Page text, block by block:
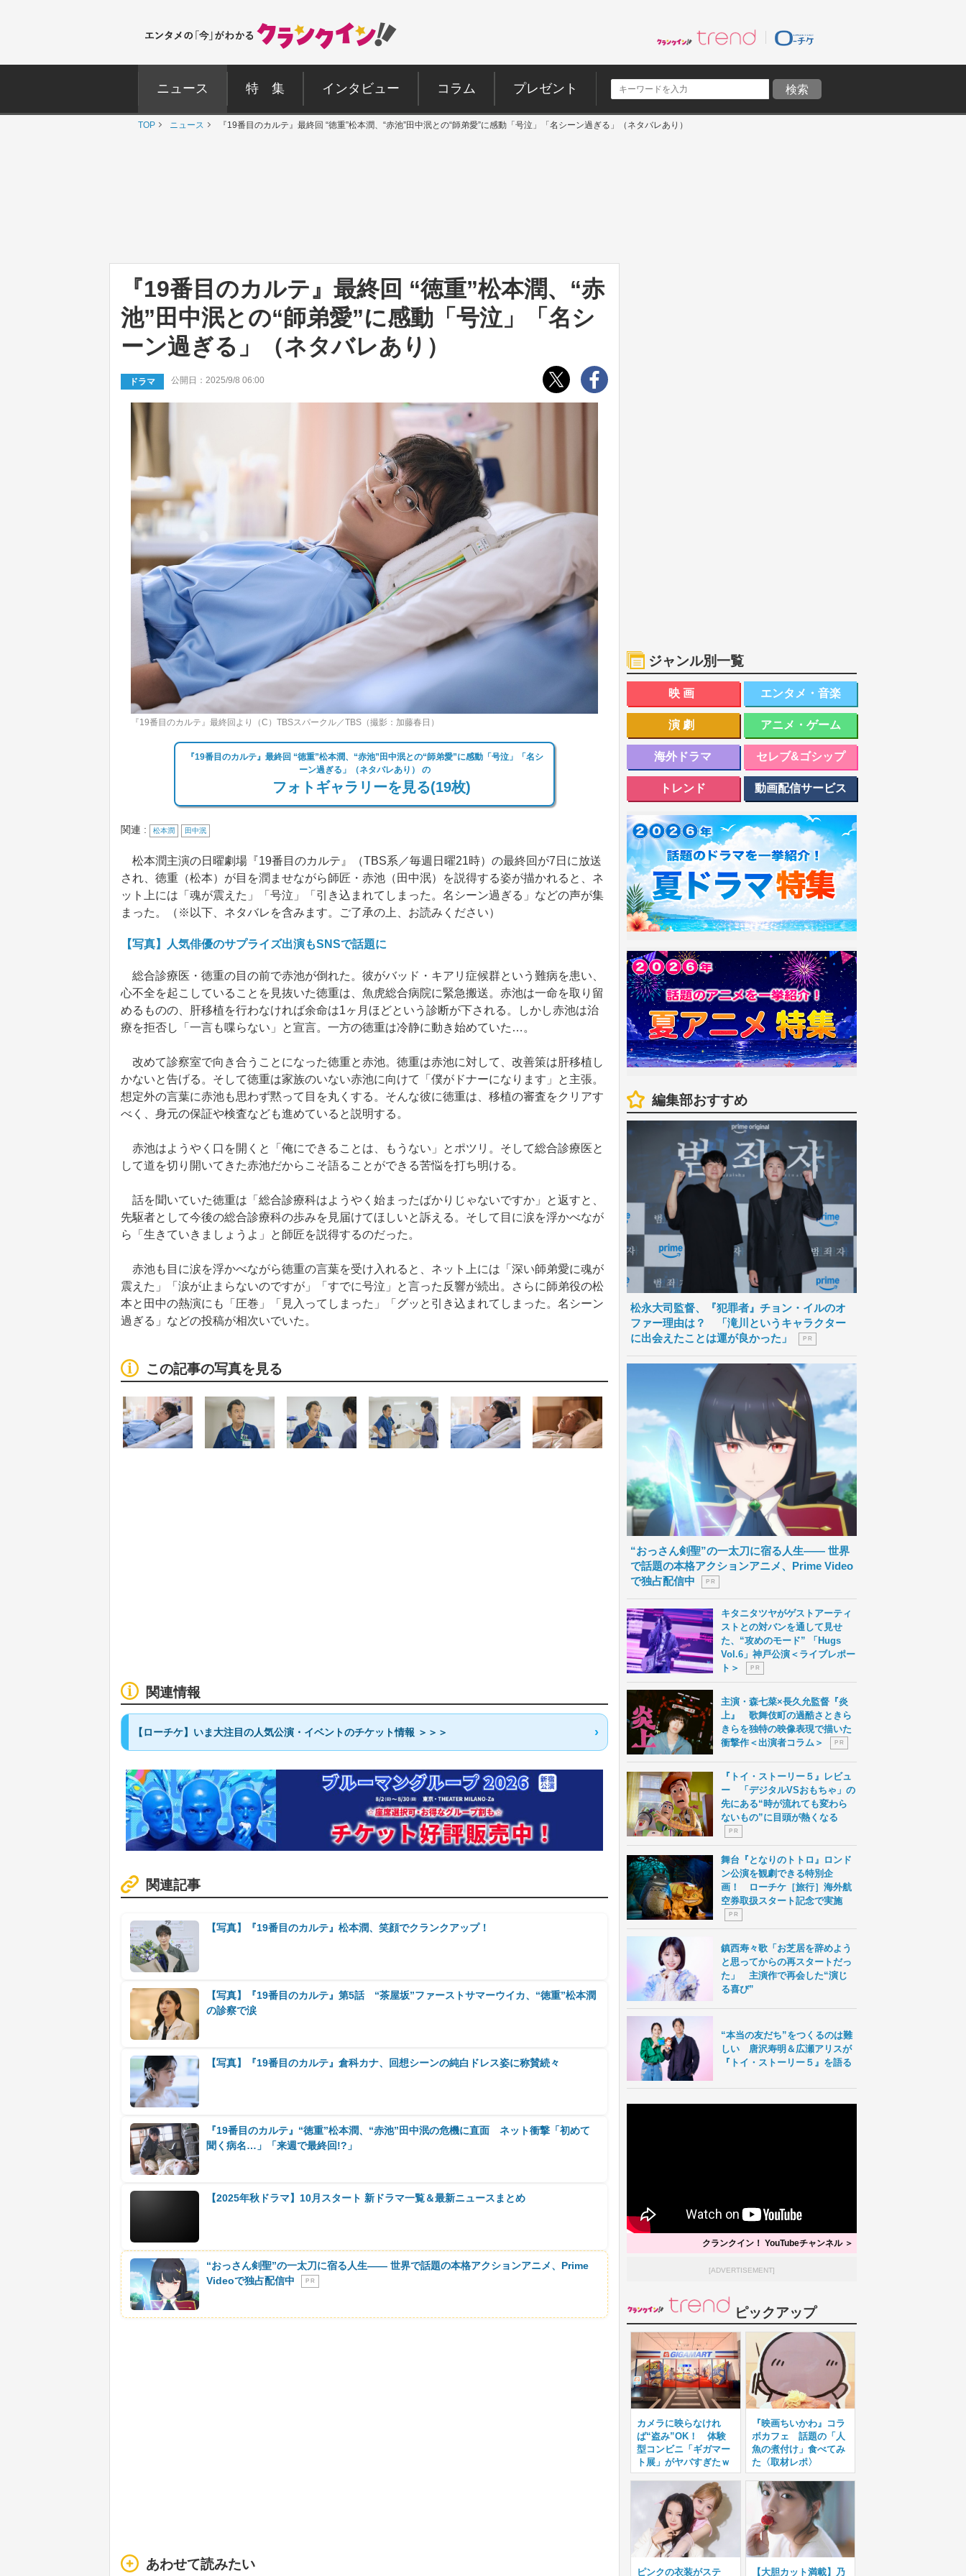
ニュース 特 集 インタビュー コラム プレゼント
TOP ニュース 『19番目のカルテ』最終回 “徳重”松本潤、“赤池”田中泯との“師弟愛”に感動「号泣」「名シーン過ぎる」（ネタバレあり）
『19番目のカルテ』最終回 “徳重”松本潤、“赤
池”田中泯との“師弟愛”に感動「号泣」「名シ
ーン過ぎる」（ネタバレあり）
ドラマ 公開日：2025/9/8 06:00
『19番目のカルテ』最終回より（C）TBSスパークル／TBS（撮影：加藤春日）
『19番目のカルテ』最終回 “徳重”松本潤、“赤池”田中泯との“師弟愛”に感動「号泣」「名シ
ーン過ぎる」（ネタバレあり） の
フォトギャラリーを見る(19枚)
関連 : 松本潤 田中泯
松本潤主演の日曜劇場『19番目のカルテ』（TBS系／毎週日曜21時）の最終回が7日に放送
され、徳重（松本）が目を潤ませながら師匠・赤池（田中泯）を説得する姿が描かれると、ネ
ット上には「魂が震えた」「号泣」「引き込まれてしまった。名シーン過ぎる」などの声が集
まった。（※以下、ネタバレを含みます。ご了承の上、お読みください）
【写真】人気俳優のサプライズ出演もSNSで話題に
総合診療医・徳重の目の前で赤池が倒れた。彼がバッド・キアリ症候群という難病を患い、
心不全を起こしていることを見抜いた徳重は、魚虎総合病院に緊急搬送。赤池は一命を取り留
めるものの、肝移植を行わなければ余命は1ヶ月ほどという診断が下される。しかし赤池は治
療を拒否し「一言も喋らない」と宣言。一方の徳重は冷静に動き始めていた…。
改めて診察室で向き合うことになった徳重と赤池。徳重は赤池に対して、改善策は肝移植し
かないと告げる。そして徳重は家族のいない赤池に向けて「僕がドナーになります」と主張。
想定外の言葉に赤池も思わず黙って目を丸くする。そんな彼に徳重は、移植の審査をクリアす
べく、身元の保証や検査なども進めていると説明する。
赤池はようやく口を開くと「俺にできることは、もうない」とポツリ。そして総合診療医と
して道を切り開いてきた赤池だからこそ語ることができる苦悩を打ち明ける。
話を聞いていた徳重は「総合診療科はようやく始まったばかりじゃないですか」と返すと、
先駆者として今後の総合診療科の歩みを見届けてほしいと訴える。そして目に涙を浮かべなが
ら「生きていきましょうよ」と師匠を説得するのだった。
赤池も目に涙を浮かべながら徳重の言葉を受け入れると、ネット上には「深い師弟愛に魂が
震えた」「涙が止まらないのですが」「すでに号泣」と言った反響が続出。さらに師弟役の松
本と田中の熱演にも「圧巻」「見入ってしまった」「グッと引き込まれてしまった。名シーン
過ぎる」などの投稿が相次いでいた。
この記事の写真を見る
関連情報
【ローチケ】いま大注目の人気公演・イベントのチケット情報 ＞＞＞
関連記事
【写真】『19番目のカルテ』松本潤、笑顔でクランクアップ！
【写真】『19番目のカルテ』第5話 “茶屋坂”ファーストサマーウイカ、“徳重”松本潤
の診察で涙
【写真】『19番目のカルテ』倉科カナ、回想シーンの純白ドレス姿に称賛続々
『19番目のカルテ』“徳重”松本潤、“赤池”田中泯の危機に直面 ネット衝撃「初めて
聞く病名…」「来週で最終回!?」
【2025年秋ドラマ】10月スタート 新ドラマ一覧＆最新ニュースまとめ
“おっさん剣聖”の一太刀に宿る人生―― 世界で話題の本格アクションアニメ、Prime
Videoで独占配信中
P R
あわせて読みたい
ジャンル別一覧
映画 エンタメ・音楽
演劇 アニメ・ゲーム
海外ドラマ セレブ&ゴシップ
トレンド 動画配信サービス
編集部おすすめ
松永大司監督、『犯罪者』チョン・イルのオ
ファー理由は？ 「滝川というキャラクター
に出会えたことは運が良かった」
P R
“おっさん剣聖”の一太刀に宿る人生―― 世界
で話題の本格アクションアニメ、Prime Video
で独占配信中
P R
キタニタツヤがゲストアーティ
ストとの対バンを通して見せ
た、“攻めのモード” 「Hugs
Vol.6」神戸公演＜ライブレポー
ト＞
P R
主演・森七菜×長久允監督『炎
上』 歌舞伎町の過酷さときら
きらを独特の映像表現で描いた
衝撃作＜出演者コラム＞
P R
『トイ・ストーリー５』レビュ
ー 「デジタルVSおもちゃ」の
先にある“時が流れても変わら
ないもの”に目頭が熱くなる
P R
舞台『となりのトトロ』ロンド
ン公演を観劇できる特別企
画！ ローチケ［旅行］海外航
空券取扱スタート記念で実施
P R
鎮西寿々歌「お芝居を辞めよう
と思ってからの再スタートだっ
た」 主演作で再会した“演じ
る喜び”
“本当の友だち”をつくるのは難
しい 唐沢寿明＆広瀬アリスが
『トイ・ストーリー５』を語る
クランクイン！ YouTubeチャンネル ＞
[ADVERTISEMENT]
ピックアップ
カメラに映らなけれ
ば“盗み”OK！ 体験
型コンビニ「ギガマー
ト展」がヤバすぎたｗ
『映画ちいかわ』コラ
ボカフェ 話題の「人
魚の煮付け」食べてみ
た〈取材レポ〉
ピンクの衣装がステ 【大胆カット満載】乃